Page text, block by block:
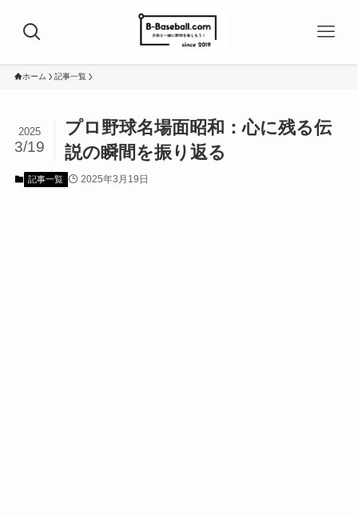
ホーム 記事一覧
プロ野球名場面昭和：心に残る伝
説の瞬間を振り返る
2025
3/19
記事一覧 2025年3月19日